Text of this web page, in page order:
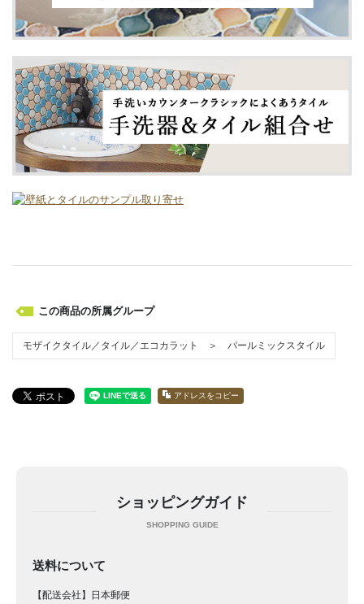
この商品の所属グループ
モザイクタイル／タイル／エコカラット ＞ パールミックスタイル
アドレスをコピー
ショッピングガイド
送料について
【配送会社】日本郵便